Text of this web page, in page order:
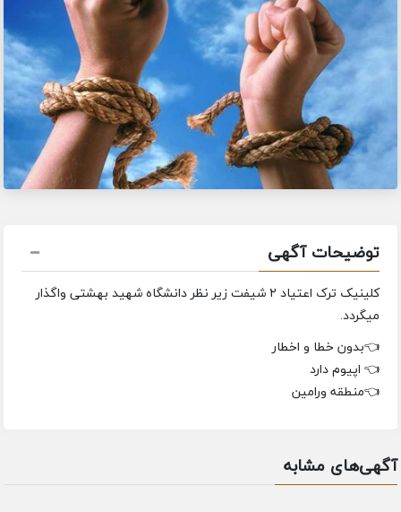
توضیحات آگهی
کلینیک ترک اعتیاد ۲ شیفت زیر نظر دانشگاه شهید بهشتی واگذار
میگردد.
👈بدون خطا و اخطار
👈 اپیوم دارد
👈منطقه ورامین
آگهی‌های مشابه